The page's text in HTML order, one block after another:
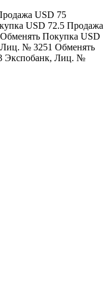
USD 75
USD 72.5 Продажа
Покупка USD
№ 3251 Обменять
Экспобанк, Лиц. №